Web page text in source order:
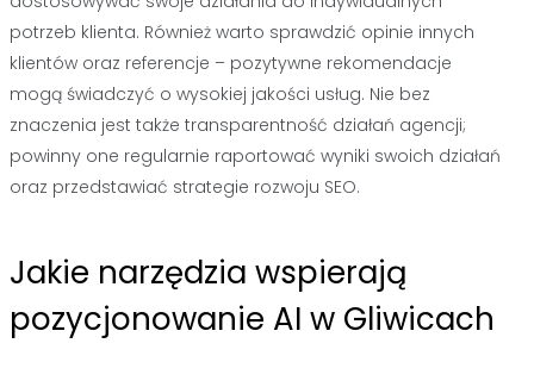
potrzeb klienta. Również warto sprawdzić opinie innych
klientów oraz referencje – pozytywne rekomendacje
mogą świadczyć o wysokiej jakości usług. Nie bez
znaczenia jest także transparentność działań agencji;
powinny one regularnie raportować wyniki swoich działań
oraz przedstawiać strategie rozwoju SEO.
Jakie narzędzia wspierają
pozycjonowanie AI w Gliwicach